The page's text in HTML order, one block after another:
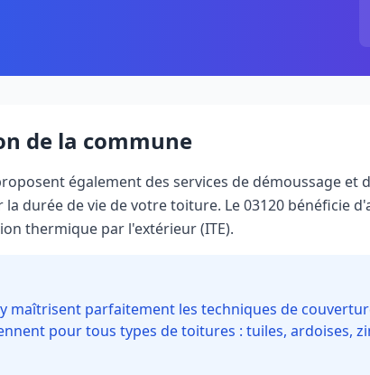
de la commune
également des services de démoussage et
durée de vie de votre toiture. Le 03120 bénéficie
thermique par l'extérieur (ITE).
maîtrisent parfaitement les techniques de
pour tous types de toitures : tuiles, ardoises,